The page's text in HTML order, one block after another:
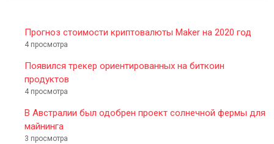
Прогноз стоимости криптовалюты Maker на 2020 год
4 просмотра
Появился трекер ориентированных на биткоин
продуктов
4 просмотра
В Австралии был одобрен проект солнечной фермы для
майнинга
3 просмотра